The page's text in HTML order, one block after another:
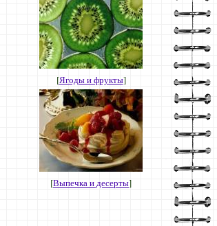
[Ягоды и фрукты]
[Выпечка и десерты]